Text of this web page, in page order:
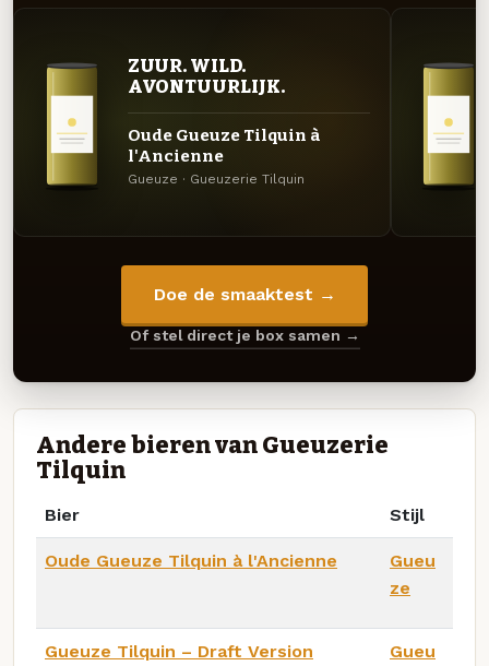
ZUUR. WILD.
AVONTUURLIJK.
Oude Gueuze Tilquin à
l'Ancienne
Gueuze · Gueuzerie Tilquin
Doe de smaaktest →
Of stel direct je box samen →
Andere bieren van Gueuzerie
Tilquin
Bier Stijl
Oude Gueuze Tilquin à l'Ancienne
Gueu
ze
Gueuze Tilquin – Draft Version
Gueu